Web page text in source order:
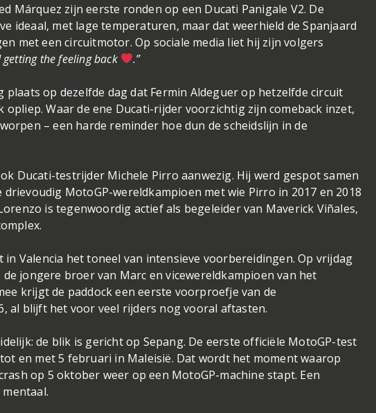
Márquez zijn eerste ronden op een Ducati Panigale V2. De
ideaal, met lage temperaturen, maar dat weerhield de Spanjaard
met een circuitmotor. Op sociale media liet hij zijn volgers
the feeling back .”
op dezelfde dag dat Fermin Aldeguer op hetzelfde circuit
opliep. Waar de ene Ducati-rijder voorzichtig zijn comeback inzet,
– een harde reminder hoe dun de scheidslijn in de
Ducati-testrijder Michele Pirro aanwezig. Hij werd gespot samen
MotoGP-wereldkampioen met wie Pirro in 2017 en 2018
is tegenwoordig actief als begeleider van Maverick Viñales,
Valencia het toneel van intensieve voorbereidingen. Op vrijdag
jongere broer van Marc en vicewereldkampioen van het
krijgt de paddock een eerste voorproefje van de
al blijft het voor veel rijders nog vooral aftasten.
de blik is gericht op Sepang. De eerste officiële MotoGP-test
en met 5 februari in Maleisië. Dat wordt het moment waarop
op 5 oktober weer op een MotoGP-machine stapt. Een